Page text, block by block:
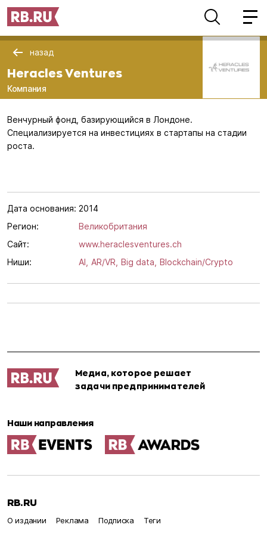
назад
Heracles Ventures
Компания
Венчурный фонд, базирующийся в Лондоне.
Специализируется на инвестициях в стартапы на стадии
роста.
Дата основания: 2014
Регион:
Великобритания
Сайт:
www.heraclesventures.ch
Ниши:
AI, AR/VR, Big data, Blockchain/Crypto
Медиа, которое решает
задачи предпринимателей
Наши направления
RB.RU
О издании Реклама Подписка
Теги